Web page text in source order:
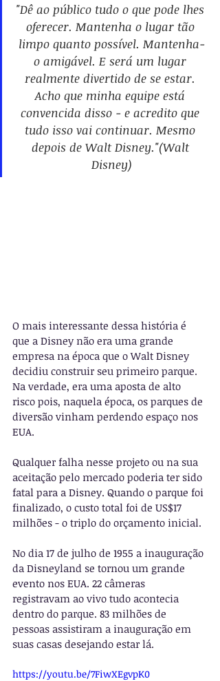
"Dê ao público tudo o que pode lhes
oferecer. Mantenha o lugar tão
limpo quanto possível. Mantenha-
o amigável. E será um lugar
realmente divertido de se estar.
Acho que minha equipe está
convencida disso - e acredito que
tudo isso vai continuar. Mesmo
depois de Walt Disney."(Walt
Disney)
O mais interessante dessa história é
que a Disney não era uma grande
empresa na época que o Walt Disney
decidiu construir seu primeiro parque.
Na verdade, era uma aposta de alto
risco pois, naquela época, os parques de
diversão vinham perdendo espaço nos
EUA.
Qualquer falha nesse projeto ou na sua
aceitação pelo mercado poderia ter sido
fatal para a Disney. Quando o parque foi
finalizado, o custo total foi de US$17
milhões - o triplo do orçamento inicial.
No dia 17 de julho de 1955 a inauguração
da Disneyland se tornou um grande
evento nos EUA. 22 câmeras
registravam ao vivo tudo acontecia
dentro do parque. 83 milhões de
pessoas assistiram a inauguração em
suas casas desejando estar lá.
https://youtu.be/7FiwXEgvpK0